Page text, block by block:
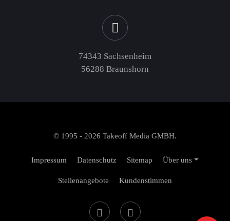
74343 Sachsenheim
56288 Braunshorn
© 1995 - 2026 Takeoff Media GMBH.
Impressum Datenschutz Sitemap Über uns
Stellenangebote Kundenstimmen